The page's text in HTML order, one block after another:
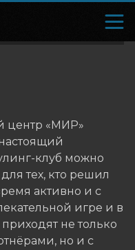
центр «МИР»
клуб можно
тех, кто решил
активно и с
игре и в
не только
но и с